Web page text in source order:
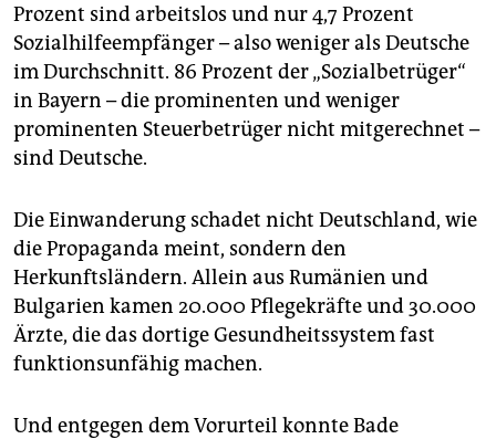
Prozent sind arbeitslos und nur 4,7 Prozent
Sozialhilfeempfänger – also weniger als Deutsche
im Durchschnitt. 86 Prozent der „Sozialbetrüger“
in Bayern – die prominenten und weniger
prominenten Steuerbetrüger nicht mitgerechnet –
sind Deutsche.
Die Einwanderung schadet nicht Deutschland, wie
die Propaganda meint, sondern den
Herkunftsländern. Allein aus Rumänien und
Bulgarien kamen 20.000 Pflegekräfte und 30.000
Ärzte, die das dortige Gesundheitssystem fast
funktionsunfähig machen.
Und entgegen dem Vorurteil konnte Bade